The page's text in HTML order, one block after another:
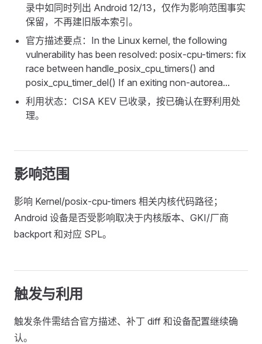
录中如同时列出 Android 12/13，仅作为影响范围事实
保留，不再建旧版本索引。
官方描述要点：In the Linux kernel, the following
vulnerability has been resolved: posix-cpu-timers: fix
race between handle_posix_cpu_timers() and
posix_cpu_timer_del() If an exiting non-autorea...
利用状态：CISA KEV 已收录，按已确认在野利用处
理。
影响范围
影响 Kernel/posix-cpu-timers 相关内核代码路径；
Android 设备是否受影响取决于内核版本、GKI/厂商
backport 和对应 SPL。
触发与利用
触发条件需结合官方描述、补丁 diff 和设备配置继续确
认。